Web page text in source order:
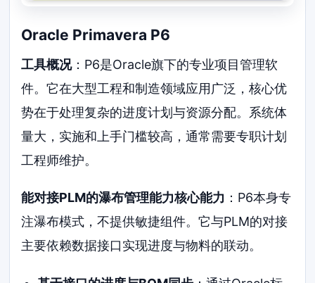
Oracle Primavera P6
工具概况：P6是Oracle旗下的专业项目管理软
件。它在大型工程和制造领域应用广泛，核心优
势在于处理复杂的进度计划与资源分配。系统体
量大，实施和上手门槛较高，通常需要专职计划
工程师维护。
能对接PLM的瀑布管理能力核心能力 ：P6本身专
注瀑布模式，不提供敏捷组件。它与PLM的对接
主要依赖数据接口实现进度与物料的联动。